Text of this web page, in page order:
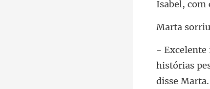
histórias